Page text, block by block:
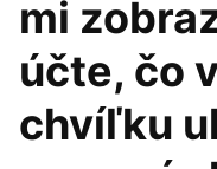
mi
účte, čo
chvíľku